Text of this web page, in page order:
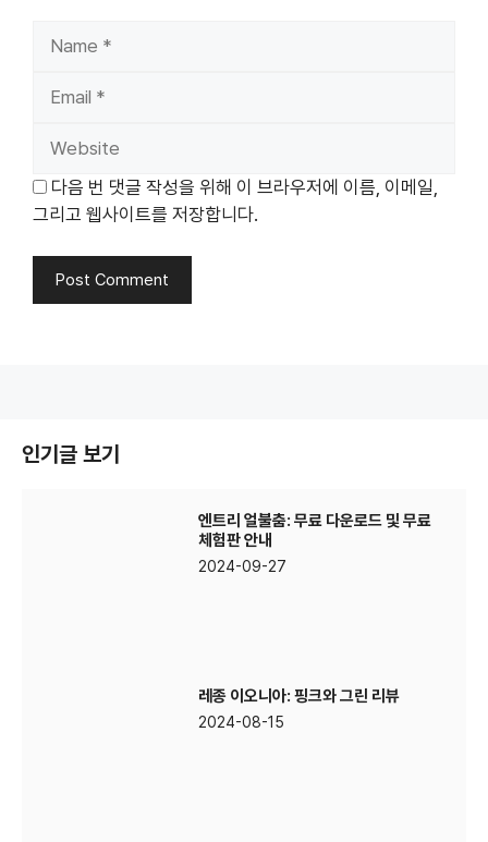
다음 번 댓글 작성을 위해 이 브라우저에 이름, 이메일,
그리고 웹사이트를 저장합니다.
인기글 보기
엔트리 얼불춤: 무료 다운로드 및 무료
체험판 안내
2024-09-27
레종 이오니아: 핑크와 그린 리뷰
2024-08-15